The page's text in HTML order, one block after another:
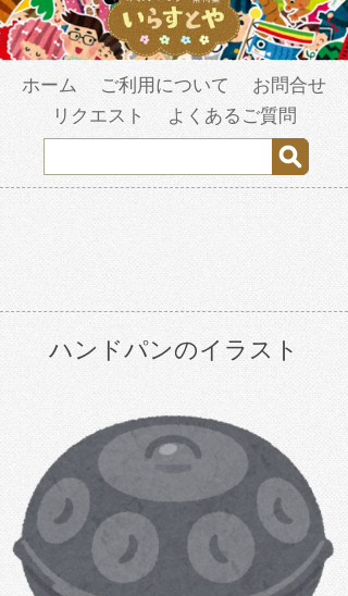
ホーム ご利用について
お問合せ
リクエスト
よくあるご質問
ハンドパンのイラスト